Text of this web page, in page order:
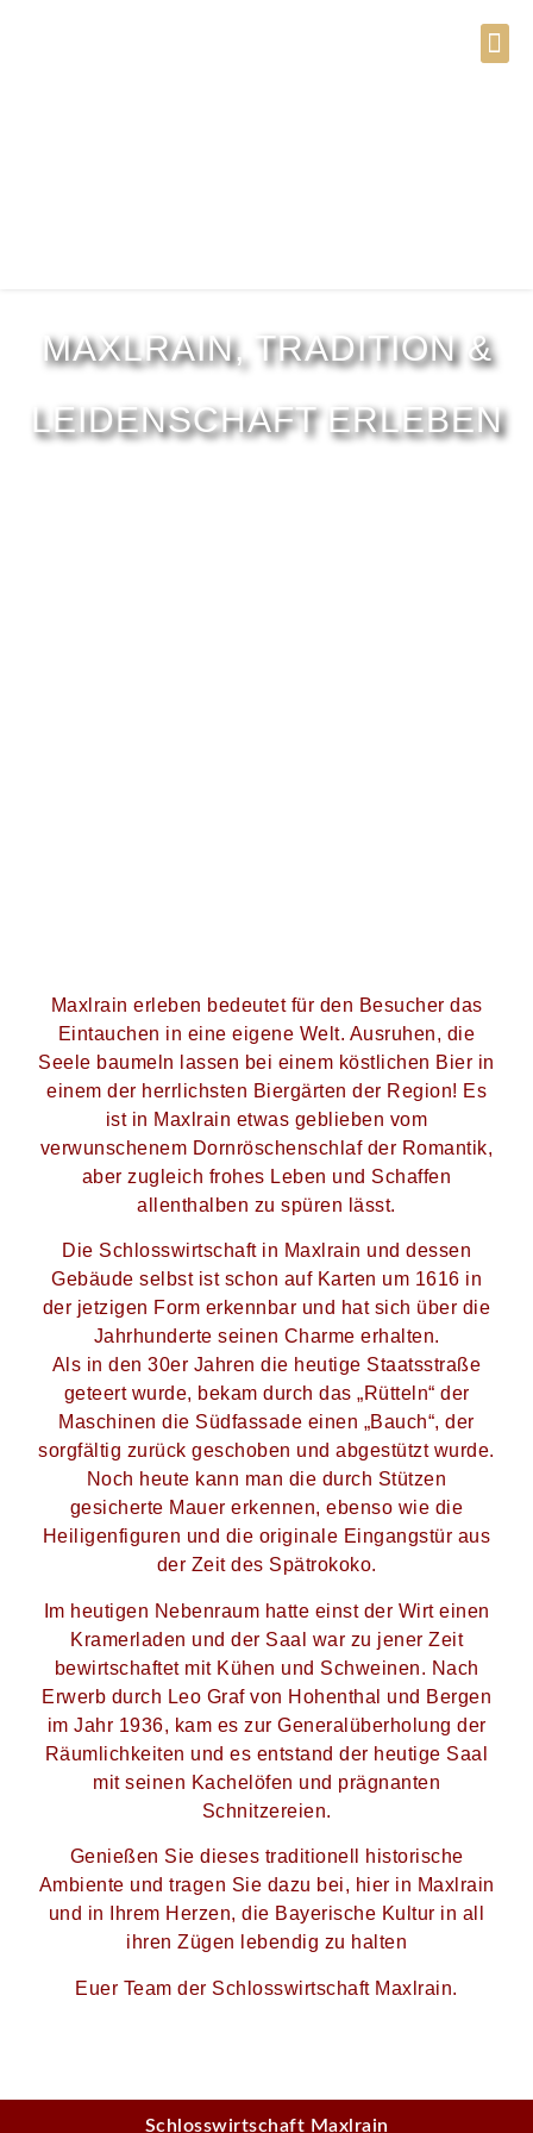
MAXLRAIN, TRADITION &
LEIDENSCHAFT ERLEBEN
Maxlrain erleben bedeutet für den Besucher das
Eintauchen in eine eigene Welt. Ausruhen, die
Seele baumeln lassen bei einem köstlichen Bier in
einem der herrlichsten Biergärten der Region! Es
ist in Maxlrain etwas geblieben vom
verwunschenem Dornröschenschlaf der Romantik,
aber zugleich frohes Leben und Schaffen
allenthalben zu spüren lässt.
Die Schlosswirtschaft in Maxlrain und dessen
Gebäude selbst ist schon auf Karten um 1616 in
der jetzigen Form erkennbar und hat sich über die
Jahrhunderte seinen Charme erhalten.
Als in den 30er Jahren die heutige Staatsstraße
geteert wurde, bekam durch das „Rütteln“ der
Maschinen die Südfassade einen „Bauch“, der
sorgfältig zurück geschoben und abgestützt wurde.
Noch heute kann man die durch Stützen
gesicherte Mauer erkennen, ebenso wie die
Heiligenfiguren und die originale Eingangstür aus
der Zeit des Spätrokoko.
Im heutigen Nebenraum hatte einst der Wirt einen
Kramerladen und der Saal war zu jener Zeit
bewirtschaftet mit Kühen und Schweinen. Nach
Erwerb durch Leo Graf von Hohenthal und Bergen
im Jahr 1936, kam es zur Generalüberholung der
Räumlichkeiten und es entstand der heutige Saal
mit seinen Kachelöfen und prägnanten
Schnitzereien.
Genießen Sie dieses traditionell historische
Ambiente und tragen Sie dazu bei, hier in Maxlrain
und in Ihrem Herzen, die Bayerische Kultur in all
ihren Zügen lebendig zu halten
Euer Team der Schlosswirtschaft Maxlrain.
Schlosswirtschaft Maxlrain